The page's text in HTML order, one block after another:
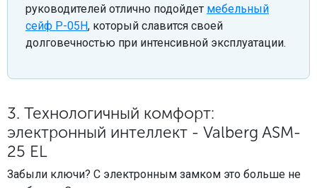
руководителей отлично подойдет мебельный
сейф Р-05Н, который славится своей
долговечностью при интенсивной эксплуатации.
3. Технологичный комфорт:
электронный интеллект - Valberg ASM-
25 EL
Забыли ключи? С электронным замком это больше не